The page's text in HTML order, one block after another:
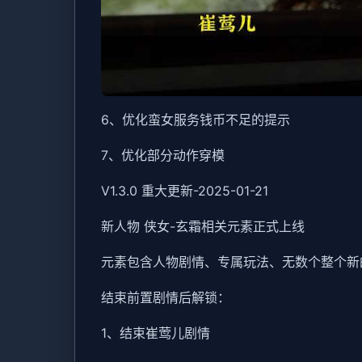
6、优化蛮女服务钱币不足的提示
7、优化部分动作穿模
V1.3.0 重大更新-2025-01-21
新人物 侠女-玄霜相关元素正式上线
元素包含人物剧情、专属玩法、无数个整个
结束前置剧情后解锁：
1、结束崔莺儿剧情